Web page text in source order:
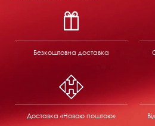
Безкоштовна доставка
Доставка «Новою поштою»